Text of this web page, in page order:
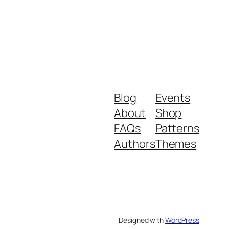
Blog
About
FAQs
Authors
Events
Shop
Patterns
Themes
Designed withWordPress